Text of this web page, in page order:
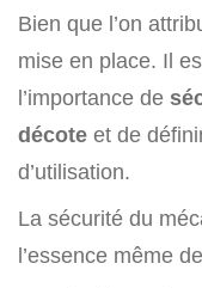
Bien que l’on
mise en place. Il
l’importance de
décote et de
d’utilisation.
La sécurité du
l’essence même